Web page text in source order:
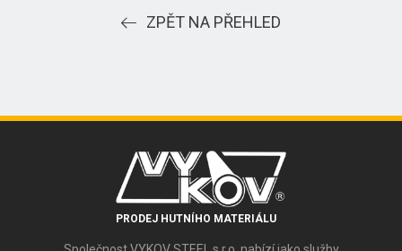
ZPĚT NA PŘEHLED
PRODEJ HUTNÍHO MATERIÁLU